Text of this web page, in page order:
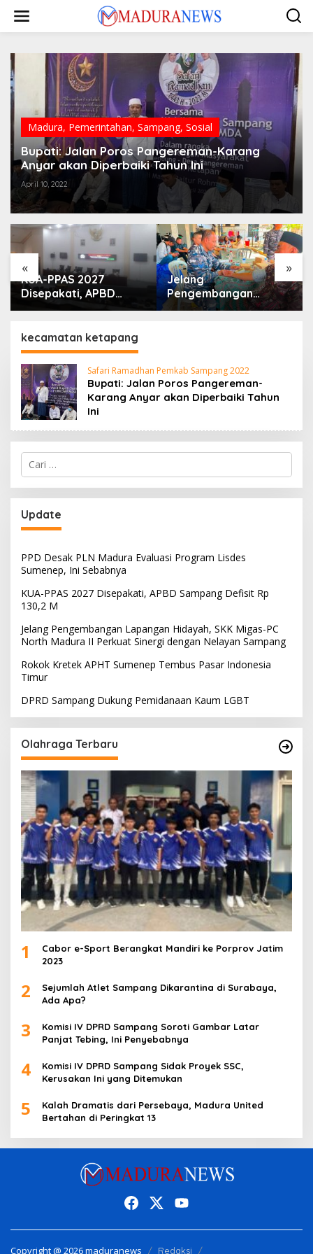
konten
Madura, Pemerintahan, Sampang, Sosial
Bupati: Jalan Poros Pangereman-Karang
Anyar akan Diperbaiki Tahun Ini
April 10, 2022
« »
KUA-PPAS 2027
Disepakati, APBD
Sampang Defisit Rp
Jelang
Pengembangan
Lapangan Hidayah,
kecamatan ketapang
Safari Ramadhan Pemkab Sampang 2022
Bupati: Jalan Poros Pangereman-
Karang Anyar akan Diperbaiki Tahun
Ini
Cari
untuk:
Update
PPD Desak PLN Madura Evaluasi Program Lisdes
Sumenep, Ini Sebabnya
KUA-PPAS 2027 Disepakati, APBD Sampang Defisit Rp
130,2 M
Jelang Pengembangan Lapangan Hidayah, SKK Migas-PC
North Madura II Perkuat Sinergi dengan Nelayan Sampang
Rokok Kretek APHT Sumenep Tembus Pasar Indonesia
Timur
DPRD Sampang Dukung Pemidanaan Kaum LGBT
Olahraga Terbaru
1
Cabor e-Sport Berangkat Mandiri ke Porprov Jatim
2023
2
Sejumlah Atlet Sampang Dikarantina di Surabaya,
Ada Apa?
3
Komisi IV DPRD Sampang Soroti Gambar Latar
Panjat Tebing, Ini Penyebabnya
4
Komisi IV DPRD Sampang Sidak Proyek SSC,
Kerusakan Ini yang Ditemukan
5
Kalah Dramatis dari Persebaya, Madura United
Bertahan di Peringkat 13
Copyright @ 2026 maduranews Redaksi